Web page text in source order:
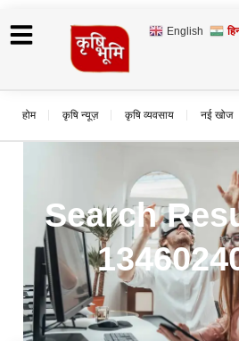
English
होम कृषि न्यूज़ कृषि व्यवसाय नई खोज
Search